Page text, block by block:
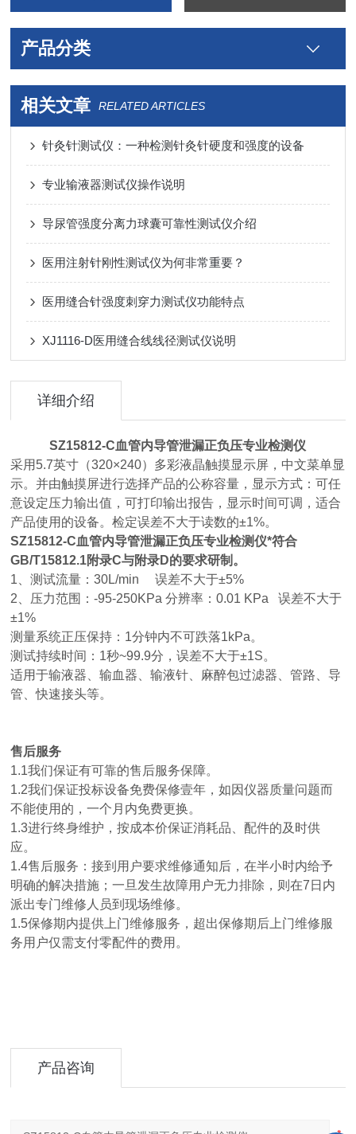
产品分类
相关文章 RELATED ARTICLES
针灸针测试仪：一种检测针灸针硬度和强度的设备
专业输液器测试仪操作说明
导尿管强度分离力球囊可靠性测试仪介绍
医用注射针刚性测试仪为何非常重要？
医用缝合针强度刺穿力测试仪功能特点
XJ1116-D医用缝合线线径测试仪说明
详细介绍
SZ15812-C血管内导管泄漏正负压专业检测仪
采用5.7英寸（320×240）多彩液晶触摸显示屏，中文菜单显
示。并由触摸屏进行选择产品的公称容量，显示方式：可任
意设定压力输出值，可打印输出报告，显示时间可调，适合
产品使用的设备。检定误差不大于读数的±1%。
SZ15812-C血管内导管泄漏正负压专业检测仪*符合
GB/T15812.1附录C与附录D的要求研制。
1、测试流量：30L/min 误差不大于±5%
2、压力范围：-95-250KPa 分辨率：0.01 KPa 误差不大于
±1%
测量系统正压保持：1分钟内不可跌落1kPa。
测试持续时间：1秒~99.9分，误差不大于±1S。
适用于输液器、输血器、输液针、麻醉包过滤器、管路、导
管、快速接头等。
售后服务
1.1我们保证有可靠的售后服务保障。
1.2我们保证投标设备免费保修壹年，如因仪器质量问题而
不能使用的，一个月内免费更换。
1.3进行终身维护，按成本价保证消耗品、配件的及时供
应。
1.4售后服务：接到用户要求维修通知后，在半小时内给予
明确的解决措施；一旦发生故障用户无力排除，则在7日内
派出专门维修人员到现场维修。
1.5保修期内提供上门维修服务，超出保修期后上门维修服
务用户仅需支付零配件的费用。
产品咨询